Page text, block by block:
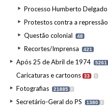
Processo Humberto Delgado
Protestos contra a repressão
Questão colonial 48
Recortes/Imprensa 421
Após 25 de Abril de 1974 5261
Caricaturas e cartoons 33 I
Fotografias 21885 I
Secretário-Geral do PS 1380 I